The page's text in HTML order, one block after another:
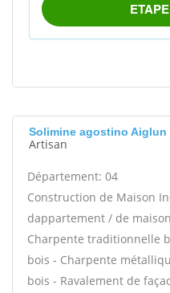
Solimine agostino Aiglun
Artisan
Département: 04
Construction de Maison
dappartement / de
Charpente traditionnelle
bois - Charpente
bois - Ravalement de